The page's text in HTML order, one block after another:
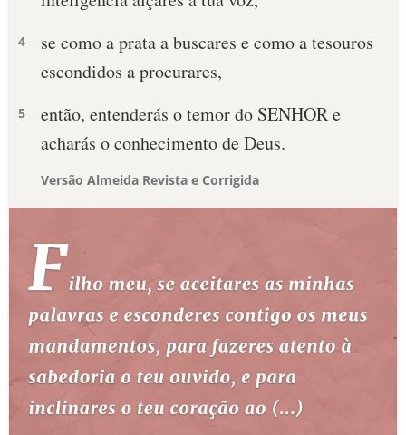
4
se como a prata a buscares e como a tesouros
escondidos a procurares,
5
então, entenderás o temor do SENHOR e
acharás o conhecimento de Deus.
Versão Almeida Revista e Corrigida